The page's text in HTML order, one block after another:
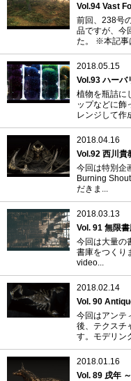
Vol.94 Vast
前回、238号
品ですが、今
た。 ※本記事
2018.05.15
Vol.93 ハーバ
植物を瓶詰に
ップなどに飾
レンジして作
2018.04.16
Vol.92 西川
今回は特別企
Burning
だきま...
2018.03.13
Vol. 91 無限
今回は大量の
書庫をつくり
video...
2018.02.14
Vol. 90
今回はアンテ
後、テクスチ
す。モデリン
2018.01.16
Vol. 89 戌年